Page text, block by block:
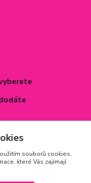
souborů cookies,
které Vás zajímají.